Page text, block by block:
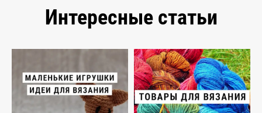
Интересные статьи